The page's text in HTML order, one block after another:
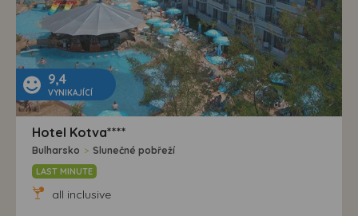
9,4
VYNIKAJÍCÍ
Hotel Kotva****
Bulharsko > Slunečné pobřeží
LAST MINUTE
all inclusive